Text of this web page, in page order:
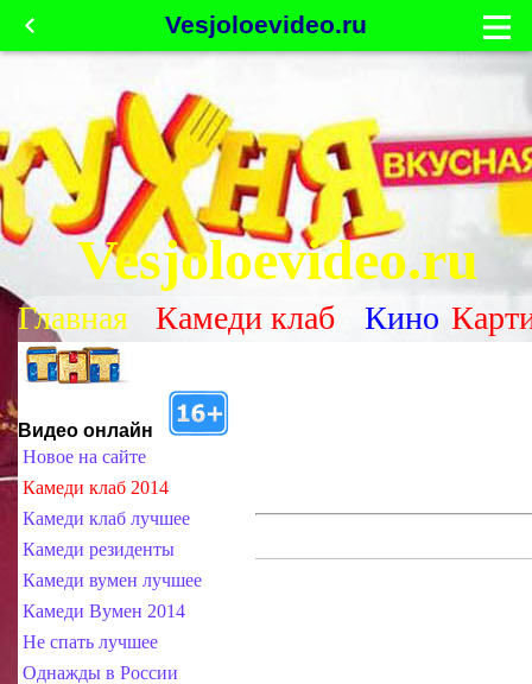
Vesjoloevideo.ru
Vesjoloevideo.ru
Главная Камеди клаб Кино
Видео онлайн
Новое на сайте
Камеди клаб 2014
Камеди клаб лучшее
Камеди резиденты
Камеди вумен лучшее
Камеди Вумен 2014
Не спать лучшее
Однажды в России